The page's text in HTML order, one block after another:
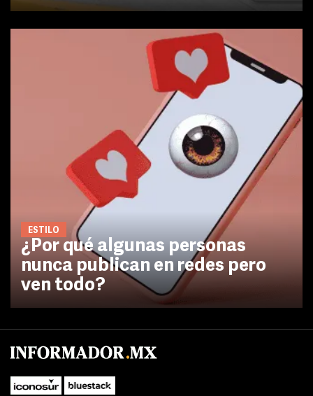
ESTILO
¿Por qué algunas personas
nunca publican en redes pero
ven todo?